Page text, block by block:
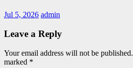
Jul 5, 2026 admin
Leave a Reply
Your email address will not be published.
marked *